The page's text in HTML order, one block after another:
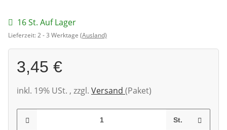
16 St. Auf Lager
Lieferzeit:2 - 3 Werktage (Ausland)
3,45 €
inkl. 19% USt. , zzgl. Versand (Paket)
St.